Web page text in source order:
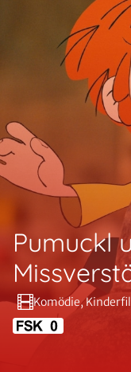
Pumuckl
Komödie,